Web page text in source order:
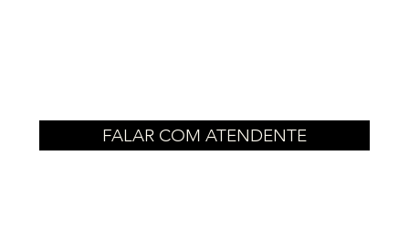
FALAR COM ATENDENTE